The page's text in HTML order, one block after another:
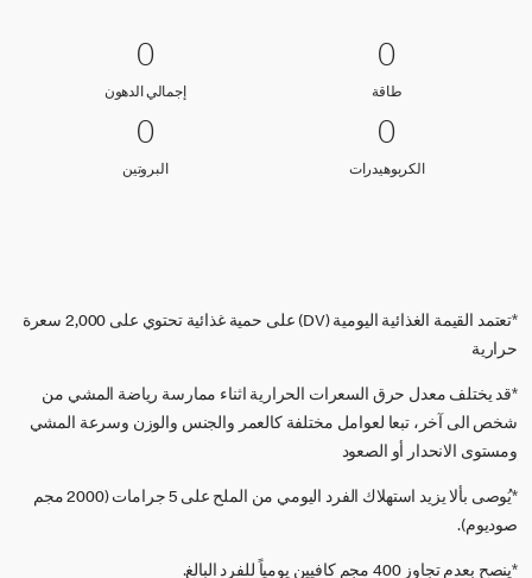
0 طاقة
0
0
طاقةطاقة
0 إجمالي الدهون
0
إجمالي الدهونإجمالي الدهون
0 الكربوهيدرات
0
0
الكربوهيدراتالكربوهيدرات
0 البروتين
0
البروتين
*تعتمد القيمة الغذائية اليومية (DV) على حمية غذائية تحتوي على 2,000 سعرة
حرارية
*قد يختلف معدل حرق السعرات الحرارية اثناء ممارسة رياضة المشي من
شخص الى آخر، تبعا لعوامل مختلفة كالعمر والجنس والوزن وسرعة المشي
ومستوى الانحدار أو الصعود
*يُوصى بألا يزيد استهلاك الفرد اليومي من الملح على 5 جرامات (2000 مجم
صوديوم).
*ينصح بعدم تجاوز 400 مجم كافيين يومياً للفرد البالغ.